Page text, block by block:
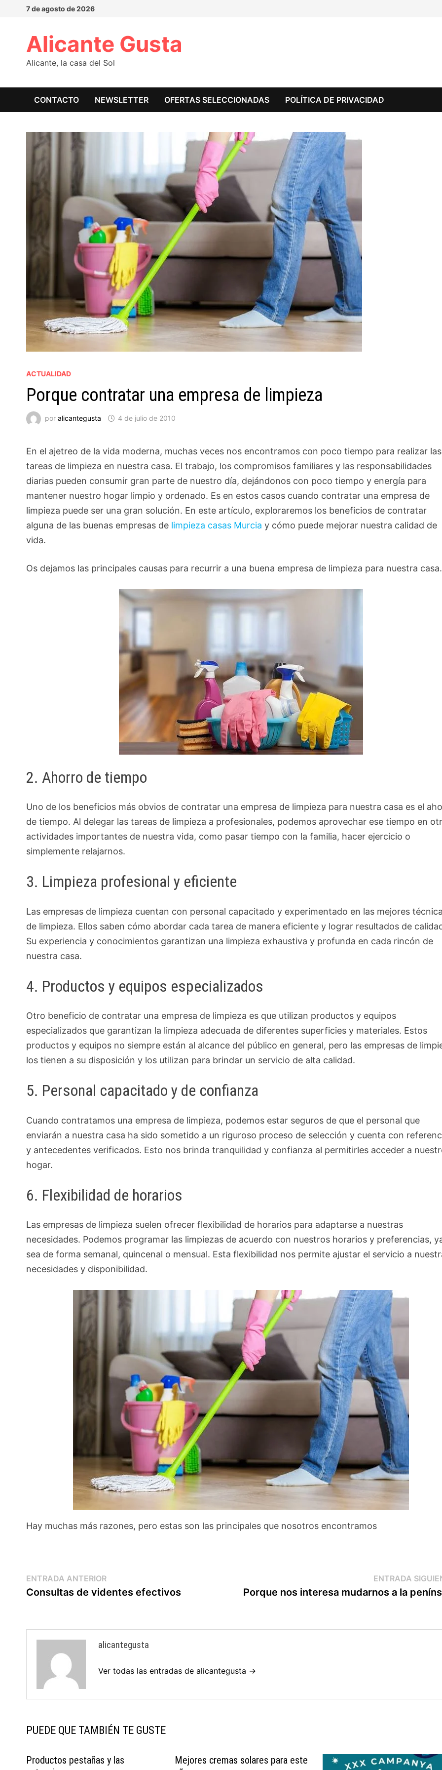
7 de agosto de 2026
Alicante Gusta
Alicante, la casa del Sol
CONTACTO NEWSLETTER OFERTAS SELECCIONADAS POLÍTICA DE PRIVACIDAD
ACTUALIDAD
Porque contratar una empresa de limpieza
poralicantegusta 4 de julio de 2010
En el ajetreo de la vida moderna, muchas veces nos encontramos con poco tiempo para realizar las
tareas de limpieza en nuestra casa. El trabajo, los compromisos familiares y las responsabilidades
diarias pueden consumir gran parte de nuestro día, dejándonos con poco tiempo y energía para
mantener nuestro hogar limpio y ordenado. Es en estos casos cuando contratar una empresa de
limpieza puede ser una gran solución. En este artículo, exploraremos los beneficios de contratar
alguna de las buenas empresas de limpieza casas Murcia y cómo puede mejorar nuestra calidad de
vida.
Os dejamos las principales causas para recurrir a una buena empresa de limpieza para nuestra casa.
2. Ahorro de tiempo
Uno de los beneficios más obvios de contratar una empresa de limpieza para nuestra casa es el
de tiempo. Al delegar las tareas de limpieza a profesionales, podemos aprovechar ese tiempo en
actividades importantes de nuestra vida, como pasar tiempo con la familia, hacer ejercicio o
simplemente relajarnos.
3. Limpieza profesional y eficiente
Las empresas de limpieza cuentan con personal capacitado y experimentado en las mejores
de limpieza. Ellos saben cómo abordar cada tarea de manera eficiente y lograr resultados de
Su experiencia y conocimientos garantizan una limpieza exhaustiva y profunda en cada rincón de
nuestra casa.
4. Productos y equipos especializados
Otro beneficio de contratar una empresa de limpieza es que utilizan productos y equipos
especializados que garantizan la limpieza adecuada de diferentes superficies y materiales. Estos
productos y equipos no siempre están al alcance del público en general, pero las empresas de
los tienen a su disposición y los utilizan para brindar un servicio de alta calidad.
5. Personal capacitado y de confianza
Cuando contratamos una empresa de limpieza, podemos estar seguros de que el personal que
enviarán a nuestra casa ha sido sometido a un riguroso proceso de selección y cuenta con
y antecedentes verificados. Esto nos brinda tranquilidad y confianza al permitirles acceder a
hogar.
6. Flexibilidad de horarios
Las empresas de limpieza suelen ofrecer flexibilidad de horarios para adaptarse a nuestras
necesidades. Podemos programar las limpiezas de acuerdo con nuestros horarios y preferencias,
sea de forma semanal, quincenal o mensual. Esta flexibilidad nos permite ajustar el servicio a
necesidades y disponibilidad.
Hay muchas más razones, pero estas son las principales que nosotros encontramos
ENTRADA ANTERIOR
Consultas de videntes efectivos
ENTRADA
Porque nos interesa mudarnos a la
alicantegusta
Ver todas las entradas de alicantegusta →
PUEDE QUE TAMBIÉN TE GUSTE
Productos pestañas y las
Mejores cremas solares para este